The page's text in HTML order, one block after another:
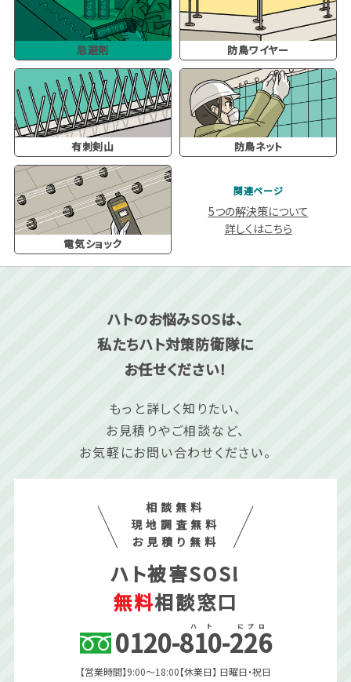
忌避剤 防鳥ワイヤー
有刺剣山 防鳥ネット
電気ショック
関連ページ
5つの解決策について
詳しくはこちら
ハトのお悩みSOSは、
私たちハト対策防衛隊に
お任せください！
もっと詳しく知りたい、
お見積りやご相談など、
お気軽にお問い合わせください。
相談無料
現地調査無料
お見積り無料
ハト被害SOS!
無料相談窓口
0120-810
ハ ト -226
に プ ロ
【営業時間】9:00〜18:00【休業日】 日曜日・祝日